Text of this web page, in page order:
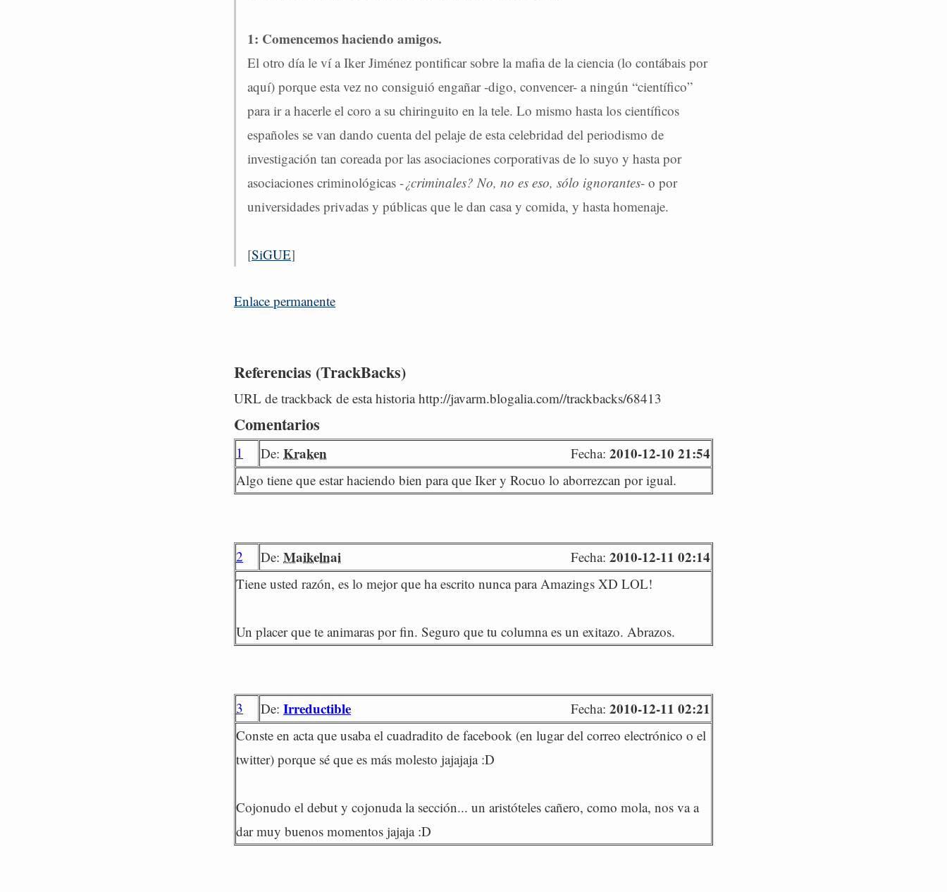
1: Comencemos haciendo amigos.
El otro día le ví a Iker Jiménez pontificar sobre la mafia de la ciencia (lo contábais por
aquí) porque esta vez no consiguió engañar -digo, convencer- a ningún “científico”
para ir a hacerle el coro a su chiringuito en la tele. Lo mismo hasta los científicos
españoles se van dando cuenta del pelaje de esta celebridad del periodismo de
investigación tan coreada por las asociaciones corporativas de lo suyo y hasta por
asociaciones criminológicas -¿criminales? No, no es eso, sólo ignorantes- o por
universidades privadas y públicas que le dan casa y comida, y hasta homenaje.
[SiGUE]
Enlace permanente
Referencias (TrackBacks)
URL de trackback de esta historia http://javarm.blogalia.com//trackbacks/68413
Comentarios
1 De: Kraken Fecha: 2010-12-10 21:54
Algo tiene que estar haciendo bien para que Iker y Rocuo lo aborrezcan por igual.
2 De: Maikelnai Fecha: 2010-12-11 02:14
Tiene usted razón, es lo mejor que ha escrito nunca para Amazings XD LOL!
Un placer que te animaras por fin. Seguro que tu columna es un exitazo. Abrazos.
3 De: Irreductible Fecha: 2010-12-11 02:21
Conste en acta que usaba el cuadradito de facebook (en lugar del correo electrónico o el
twitter) porque sé que es más molesto jajajaja :D
Cojonudo el debut y cojonuda la sección... un aristóteles cañero, como mola, nos va a
dar muy buenos momentos jajaja :D